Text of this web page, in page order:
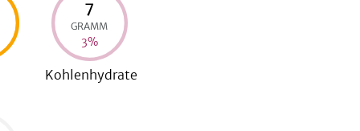
7
GRAMM
3%
Kohlenhydrate